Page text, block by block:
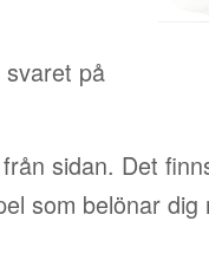
svaret på
sidan. Det
som belönar